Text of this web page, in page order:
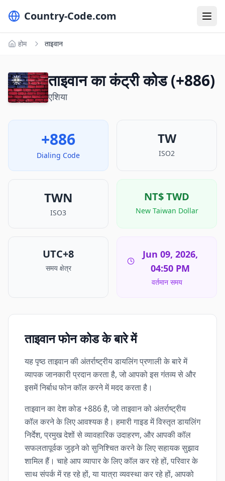
Country-Code.com
होम ताइवान
ताइवान का कंट्री कोड (+886)
एशिया
+886
Dialing Code
TW
ISO2
TWN
ISO3
NT$TWD
New Taiwan Dollar
UTC+8
समय क्षेत्र
Jun 09, 2026,
04:50 PM
वर्तमान समय
ताइवान फोन कोड के बारे में
यह पृष्ठ ताइवान की अंतर्राष्ट्रीय डायलिंग प्रणाली के बारे में
व्यापक जानकारी प्रदान करता है, जो आपको इस गंतव्य से और
इसमें निर्बाध फोन कॉल करने में मदद करता है।
ताइवान का देश कोड +886 है, जो ताइवान को अंतर्राष्ट्रीय
कॉल करने के लिए आवश्यक है। हमारी गाइड में विस्तृत डायलिंग
निर्देश, प्रमुख देशों से व्यावहारिक उदाहरण, और आपकी कॉल
सफलतापूर्वक जुड़ने को सुनिश्चित करने के लिए सहायक सुझाव
शामिल हैं। चाहे आप व्यापार के लिए कॉल कर रहे हों, परिवार के
साथ संपर्क में रह रहे हों, या यात्रा व्यवस्था कर रहे हों, आपको